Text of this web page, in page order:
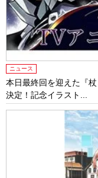
ニュース
本日最終回を迎えた『
決定！記念イラスト...